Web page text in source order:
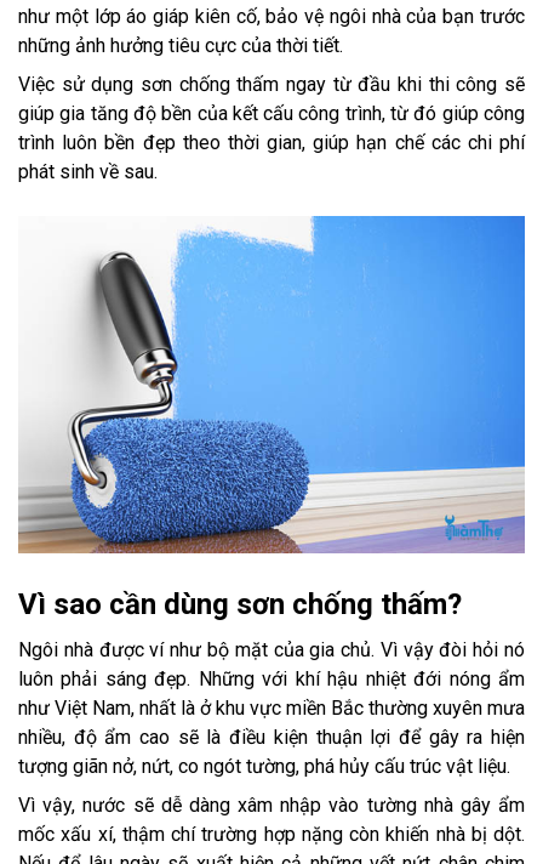
như một lớp áo giáp kiên cố, bảo vệ ngôi nhà của bạn trước
những ảnh hưởng tiêu cực của thời tiết.
Việc sử dụng sơn chống thấm ngay từ đầu khi thi công sẽ
giúp gia tăng độ bền của kết cấu công trình, từ đó giúp công
trình luôn bền đẹp theo thời gian, giúp hạn chế các chi phí
phát sinh về sau.
Vì sao cần dùng sơn chống thấm?
Ngôi nhà được ví như bộ mặt của gia chủ. Vì vậy đòi hỏi nó
luôn phải sáng đẹp. Những với khí hậu nhiệt đới nóng ẩm
như Việt Nam, nhất là ở khu vực miền Bắc thường xuyên mưa
nhiều, độ ẩm cao sẽ là điều kiện thuận lợi để gây ra hiện
tượng giãn nở, nứt, co ngót tường, phá hủy cấu trúc vật liệu.
Vì vậy, nước sẽ dễ dàng xâm nhập vào tường nhà gây ẩm
mốc xấu xí, thậm chí trường hợp nặng còn khiến nhà bị dột.